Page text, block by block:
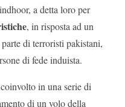
a detta loro per
, in risposta ad un
di terroristi pakistani,
di fede induista.
in una serie di
di un volo della